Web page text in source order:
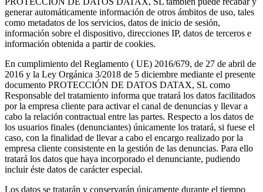
generar automáticamente información de otros ámbitos de uso, tales
como metadatos de los servicios, datos de inicio de sesión,
información sobre el dispositivo, direcciones IP, datos de terceros e
información obtenida a partir de cookies.
En cumplimiento del Reglamento ( UE) 2016/679, de 27 de abril de
2016 y la Ley Orgánica 3/2018 de 5 diciembre mediante el presente
documento PROTECCIÓN DE DATOS DATAX, SL como
Responsable del tratamiento informa que tratará los datos facilitados
por la empresa cliente para activar el canal de denuncias y llevar a
cabo la relación contractual entre las partes. Respecto a los datos de
los usuarios finales (denunciantes) únicamente los tratará, si fuese el
caso, con la finalidad de llevar a cabo el encargo realizado por la
empresa cliente consistente en la gestión de las denuncias. Para ello
tratará los datos que haya incorporado el denunciante, pudiendo
incluir éste datos de carácter especial.
Los datos se tratarán y conservarán únicamente durante el tiempo